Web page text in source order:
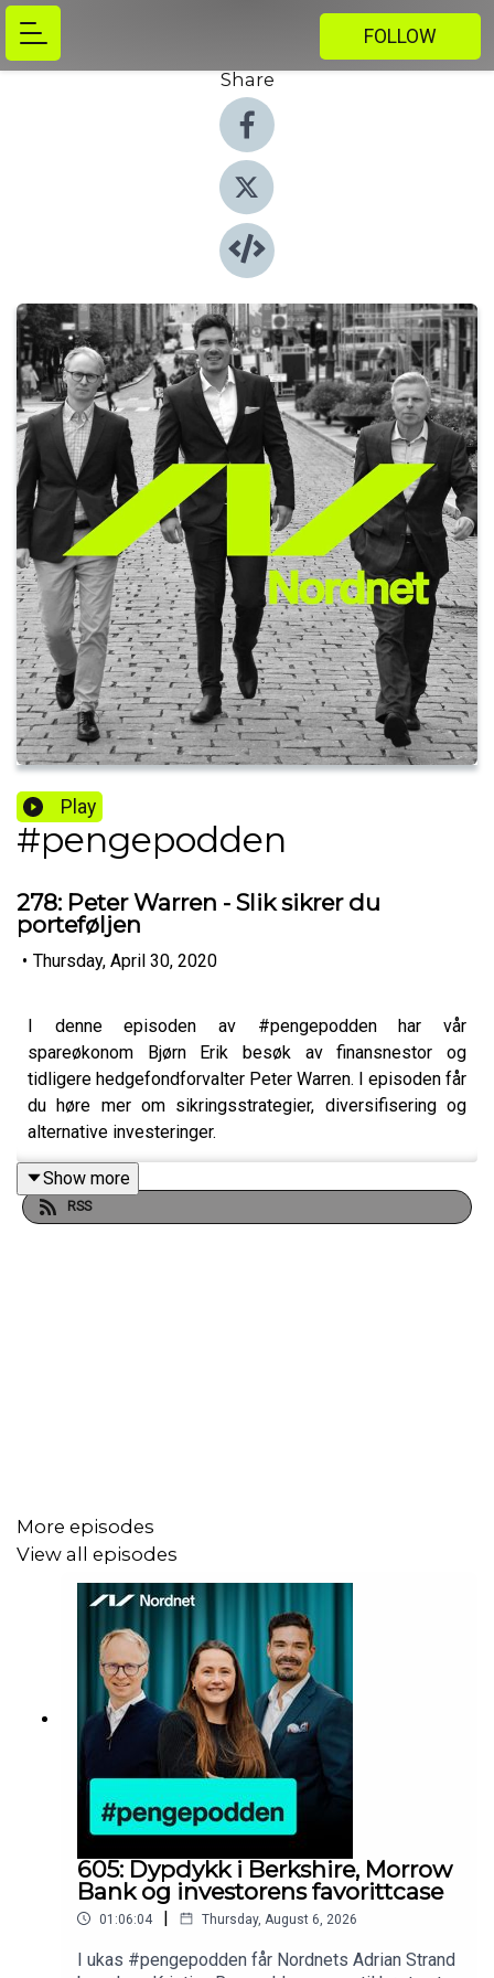
FOLLOW
Share
Play
#pengepodden
278: Peter Warren - Slik sikrer du
porteføljen
• Thursday, April 30, 2020
I denne episoden av #pengepodden har vår
spareøkonom Bjørn Erik besøk av finansnestor og
tidligere hedgefondforvalter Peter Warren. I episoden får
du høre mer om sikringsstrategier, diversifisering og
alternative investeringer.
Agenda:
Denne podcasten skal anses som
markedsføringsmateriell, og innholdet må ikke oppfattes
som en investeringsanbefaling. Podcasten er kun ment
til informasjonsformål og generell spareveiledning.
Nordnet tar ikke ansvar for eventuelle tap som måtte
oppstå ved bruk av informasjonen i denne podcasten.
Les mer på Nordnet.no
Show more
RSS
More episodes
View all episodes
605: Dypdykk i Berkshire, Morrow
Bank og investorens favorittcase
01:06:04 | Thursday, August 6, 2026
I ukas #pengepodden får Nordnets Adrian Strand